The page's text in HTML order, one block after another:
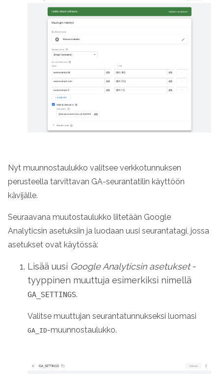
Nyt muunnostaulukko valitsee verkkotunnuksen
perusteella tarvittavan GA-seurantatilin käyttöön
kävijälle.
Seuraavana muutostaulukko liitetään Google
Analyticsin asetuksiin ja luodaan uusi seurantatagi, jossa
asetukset ovat käytössä:
Lisää uusi Google Analyticsin asetukset-
tyyppinen muuttuja esimerkiksi nimellä
GA_SETTINGS.
Valitse muuttujan seurantatunnukseksi luomasi
GA_ID-muunnostaulukko.